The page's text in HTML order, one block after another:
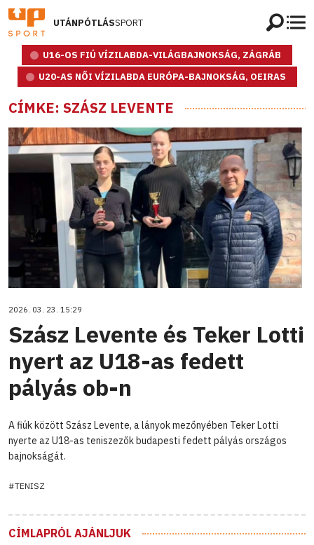
UTÁNPÓTLÁSSPORT
U16-OS FIÚ VÍZILABDA-VILÁGBAJNOKSÁG, ZÁGRÁB
U20-AS NŐI VÍZILABDA EURÓPA-BAJNOKSÁG, OEIRAS
CÍMKE: SZÁSZ LEVENTE
2026. 03. 23. 15:29
Szász Levente és Teker Lotti
nyert az U18-as fedett
pályás ob-n
A fiúk között Szász Levente, a lányok mezőnyében Teker Lotti
nyerte az U18-as teniszezők budapesti fedett pályás országos
bajnokságát.
#TENISZ
CÍMLAPRÓL AJÁNLJUK